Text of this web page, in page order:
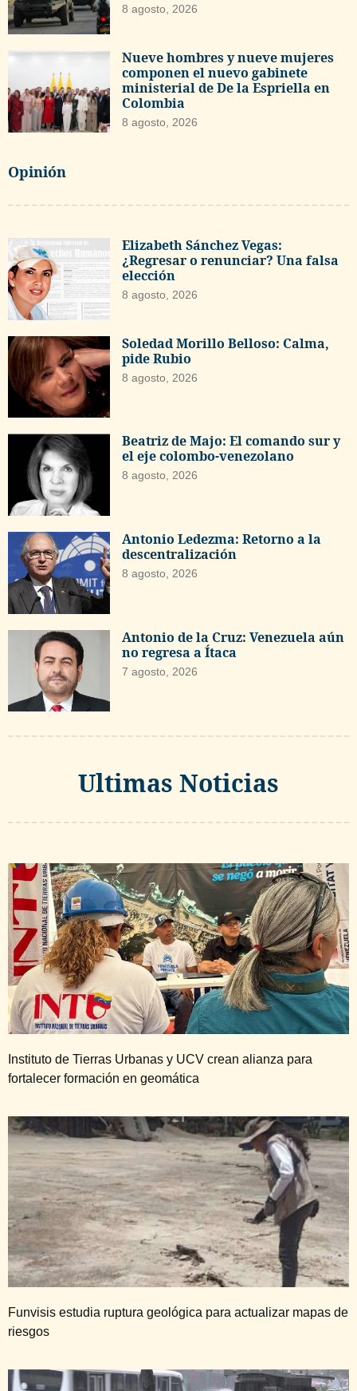
8 agosto, 2026
Nueve hombres y nueve mujeres
componen el nuevo gabinete
ministerial de De la Espriella en
Colombia
8 agosto, 2026
Opinión
Elizabeth Sánchez Vegas:
¿Regresar o renunciar? Una falsa
elección
8 agosto, 2026
Soledad Morillo Belloso: Calma,
pide Rubio
8 agosto, 2026
Beatriz de Majo: El comando sur y
el eje colombo-venezolano
8 agosto, 2026
Antonio Ledezma: Retorno a la
descentralización
8 agosto, 2026
Antonio de la Cruz: Venezuela aún
no regresa a Ítaca
7 agosto, 2026
Ultimas Noticias
Instituto de Tierras Urbanas y UCV crean alianza para
fortalecer formación en geomática
Funvisis estudia ruptura geológica para actualizar mapas de
riesgos